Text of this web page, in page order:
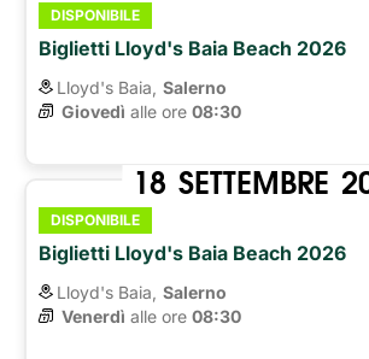
DISPONIBILE
Biglietti Lloyd's Baia Beach 2026
Lloyd's Baia, Salerno
Giovedì alle ore 08:30
18 SETTEMBRE
DISPONIBILE
Biglietti Lloyd's Baia Beach 2026
Lloyd's Baia, Salerno
Venerdì alle ore 08:30